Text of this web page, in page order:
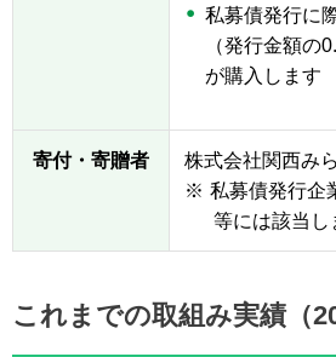
私募債発行に
（発行金額の
が購入します
寄付・寄贈者
株式会社関西み
※ 私募債発行企
等には該当し
これまでの取組み実績（